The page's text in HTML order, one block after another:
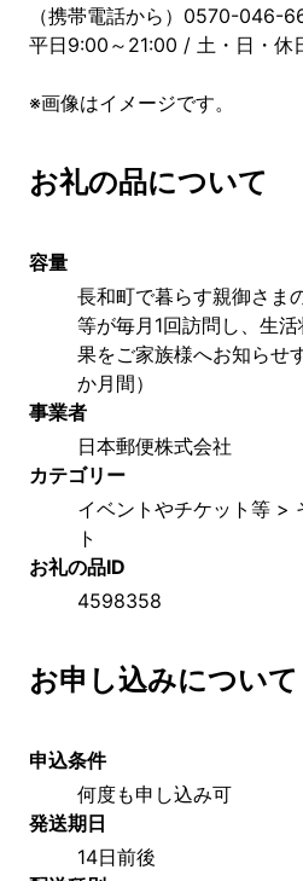
（携帯電話から）0570-046-
平日9:00～21:00 / 土・日・休
※画像はイメージです。
お礼の品について
容量
長和町で暮らす親御さま
等が毎月1回訪問し、生
果をご家族様へお知らせ
か月間）
事業者
日本郵便株式会社
カテゴリー
イベントやチケット等 >
ト
お礼の品ID
4598358
お申し込みについて
申込条件
何度も申し込み可
発送期日
14日前後